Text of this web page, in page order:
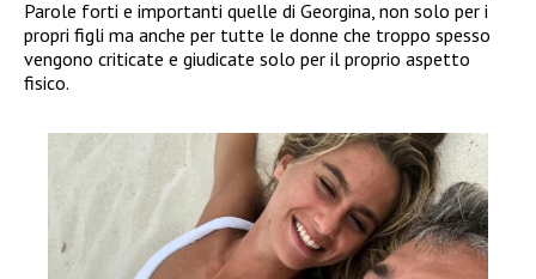
Parole forti e importanti quelle di Georgina, non solo per i
propri figli ma anche per tutte le donne che troppo spesso
vengono criticate e giudicate solo per il proprio aspetto
fisico.